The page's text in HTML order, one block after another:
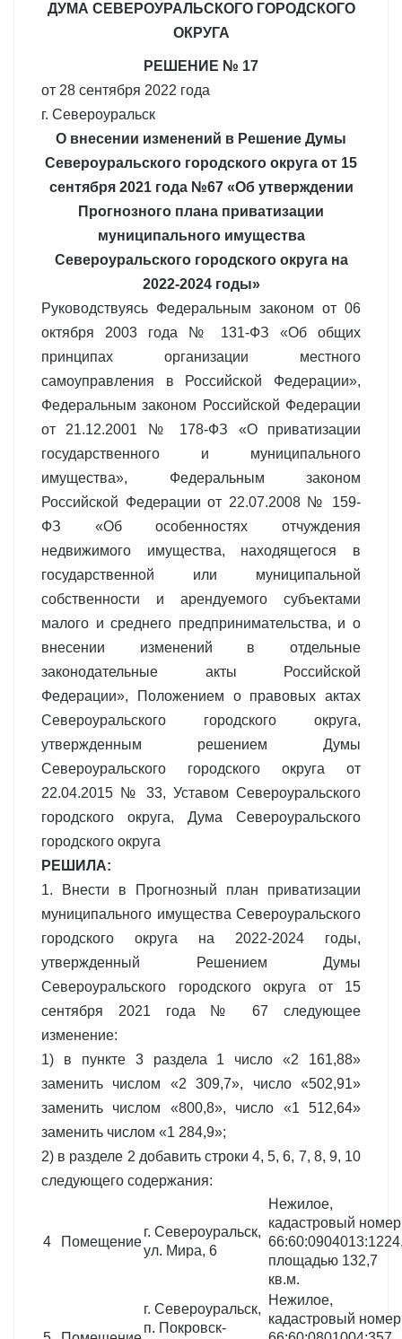
ДУМА СЕВЕРОУРАЛЬСКОГО ГОРОДСКОГО
ОКРУГА
РЕШЕНИЕ № 17
от 28 сентября 2022 года
г. Североуральск
О внесении изменений в Решение Думы
Североуральского городского округа от 15
сентября 2021 года №67 «Об утверждении
Прогнозного плана приватизации
муниципального имущества
Североуральского городского округа на
2022-2024 годы»
Руководствуясь Федеральным законом от 06
октября 2003 года № 131-ФЗ «Об общих
принципах организации местного
самоуправления в Российской Федерации»,
Федеральным законом Российской Федерации
от 21.12.2001 № 178-ФЗ «О приватизации
государственного и муниципального
имущества», Федеральным законом
Российской Федерации от 22.07.2008 № 159-
ФЗ «Об особенностях отчуждения
недвижимого имущества, находящегося в
государственной или муниципальной
собственности и арендуемого субъектами
малого и среднего предпринимательства, и о
внесении изменений в отдельные
законодательные акты Российской
Федерации», Положением о правовых актах
Североуральского городского округа,
утвержденным решением Думы
Североуральского городского округа от
22.04.2015 № 33, Уставом Североуральского
городского округа, Дума Североуральского
городского округа
РЕШИЛА:
1. Внести в Прогнозный план приватизации
муниципального имущества Североуральского
городского округа на 2022-2024 годы,
утвержденный Решением Думы
Североуральского городского округа от 15
сентября 2021 года № 67 следующее
изменение:
1) в пункте 3 раздела 1 число «2 161,88»
заменить числом «2 309,7», число «502,91»
заменить числом «800,8», число «1 512,64»
заменить числом «1 284,9»;
2) в разделе 2 добавить строки 4, 5, 6, 7, 8, 9, 10
следующего содержания:
4 Помещение
г. Североуральск,
ул. Мира, 6
Нежилое,
кадастровый номер
площадью 132,7
кв.м.
г. Североуральск,
п. Покровск-
Нежилое,
кадастровый номер